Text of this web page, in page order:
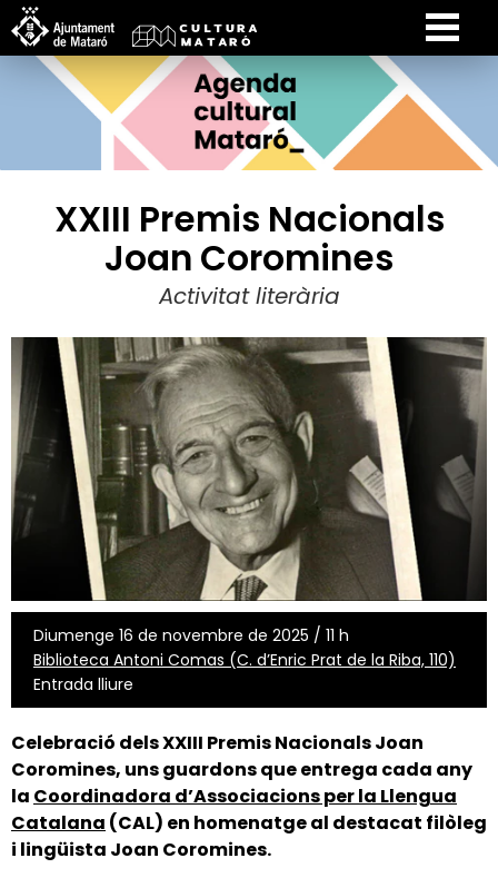
XXIII Premis Nacionals
Joan Coromines
Activitat literària
Diumenge 16 de novembre de 2025 / 11 h
Biblioteca Antoni Comas (C. d’Enric Prat de la Riba, 110)
Entrada lliure
Celebració dels XXIII Premis Nacionals Joan
Coromines, uns guardons que entrega cada any
la Coordinadora d’Associacions per la Llengua
Catalana (CAL) en homenatge al destacat filòleg
i lingüista Joan Coromines.